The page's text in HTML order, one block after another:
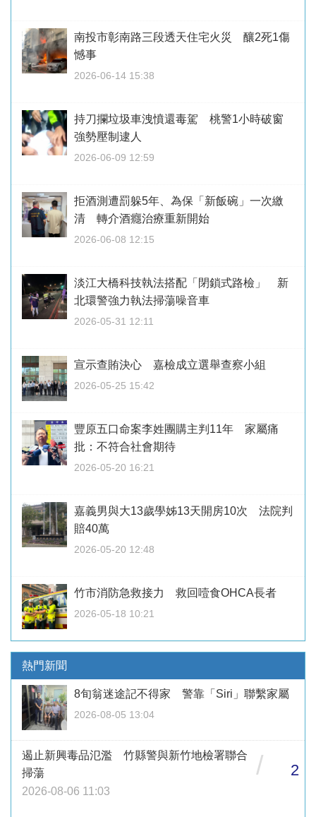
南投市彰南路三段透天住宅火災 釀2死1傷
憾事
2026-06-14 15:38
持刀攔垃圾車洩憤還毒駕 桃警1小時破窗
強勢壓制逮人
2026-06-09 12:59
拒酒測遭罰躲5年、為保「新飯碗」一次繳
清 轉介酒癮治療重新開始
2026-06-08 12:15
淡江大橋科技執法搭配「閉鎖式路檢」 新
北環警強力執法掃蕩噪音車
2026-05-31 12:11
宣示查賄決心 嘉檢成立選舉查察小組
2026-05-25 15:42
豐原五口命案李姓團購主判11年 家屬痛
批：不符合社會期待
2026-05-20 16:21
嘉義男與大13歲學姊13天開房10次 法院判
賠40萬
2026-05-20 12:48
竹市消防急救接力 救回噎食OHCA長者
2026-05-18 10:21
熱門新聞
8旬翁迷途記不得家 警靠「Siri」聯繫家屬
2026-08-05 13:04
遏止新興毒品氾濫 竹縣警與新竹地檢署聯合
掃蕩
2026-08-06 11:03
/ 2